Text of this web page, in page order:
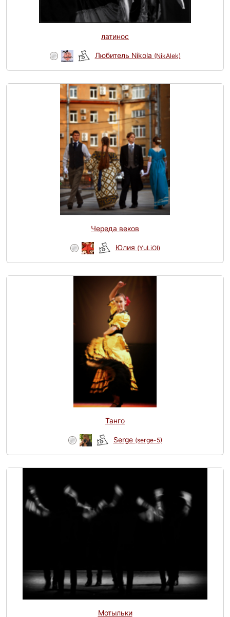
латинос
Любитель Nikola (NikAlek)
Череда веков
Юлия (YuLiOl)
Танго
Serge (serge-5)
Мотыльки